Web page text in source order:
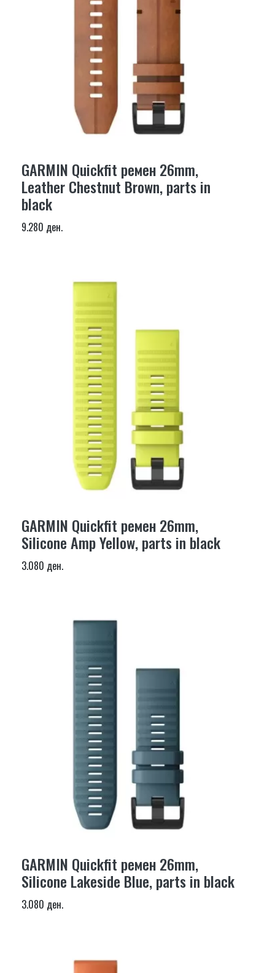
GARMIN Quickfit ремен 26mm,
Leather Chestnut Brown, parts in
black
9.280 ден.
GARMIN Quickfit ремен 26mm,
Silicone Amp Yellow, parts in black
3.080 ден.
GARMIN Quickfit ремен 26mm,
Silicone Lakeside Blue, parts in black
3.080 ден.